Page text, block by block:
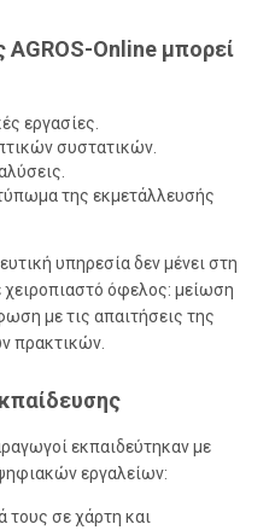
Online μπορεί
εργασίες.
συστατικών.
της εκμετάλλευσής
υπηρεσία δεν μένει στη
όφελος: μείωση
με τις απαιτήσεις της
πρακτικών.
εκπαιδεύτηκαν με
εργαλείων:
τους σε χάρτη και